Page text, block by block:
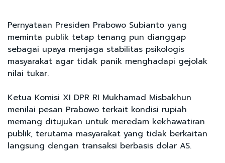
Pernyataan Presiden Prabowo Subianto yang
meminta publik tetap tenang pun dianggap
sebagai upaya menjaga stabilitas psikologis
masyarakat agar tidak panik menghadapi gejolak
nilai tukar.
Ketua Komisi XI DPR RI Mukhamad Misbakhun
menilai pesan Prabowo terkait kondisi rupiah
memang ditujukan untuk meredam kekhawatiran
publik, terutama masyarakat yang tidak berkaitan
langsung dengan transaksi berbasis dolar AS.